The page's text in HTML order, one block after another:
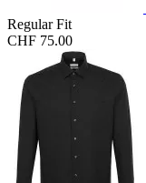
Regular Fit
CHF 75.00